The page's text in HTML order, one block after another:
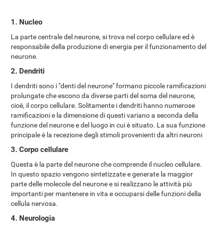
1. Nucleo
La parte centrale del neurone, si trova nel corpo cellulare ed è
responsabile della produzione di energia per il funzionamento del
neurone.
2. Dendriti
I dendriti sono i "denti del neurone" formano piccole ramificazioni
prolungate che escono da diverse parti del soma del neurone,
cioè, il corpo cellulare. Solitamente i dendriti hanno numerose
ramificazioni e la dimensione di questi variano a seconda della
funzione del neurone e del luogo in cui è situato. La sua funzione
principale è la recezione degli stimoli provenienti da altri neuroni
3. Corpo cellulare
Questa è la parte del neurone che comprende il nucleo cellulare.
In questo spazio vengono sintetizzate e generate la maggior
parte delle molecole del neurone e si realizzano le attività più
importanti per mantenere in vita e occuparsi delle funzioni della
cellula nervosa.
4. Neurologia